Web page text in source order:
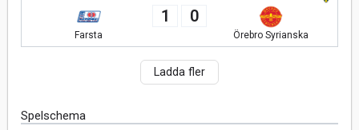
Farsta
1 0
Örebro Syrianska
Ladda fler
Spelschema